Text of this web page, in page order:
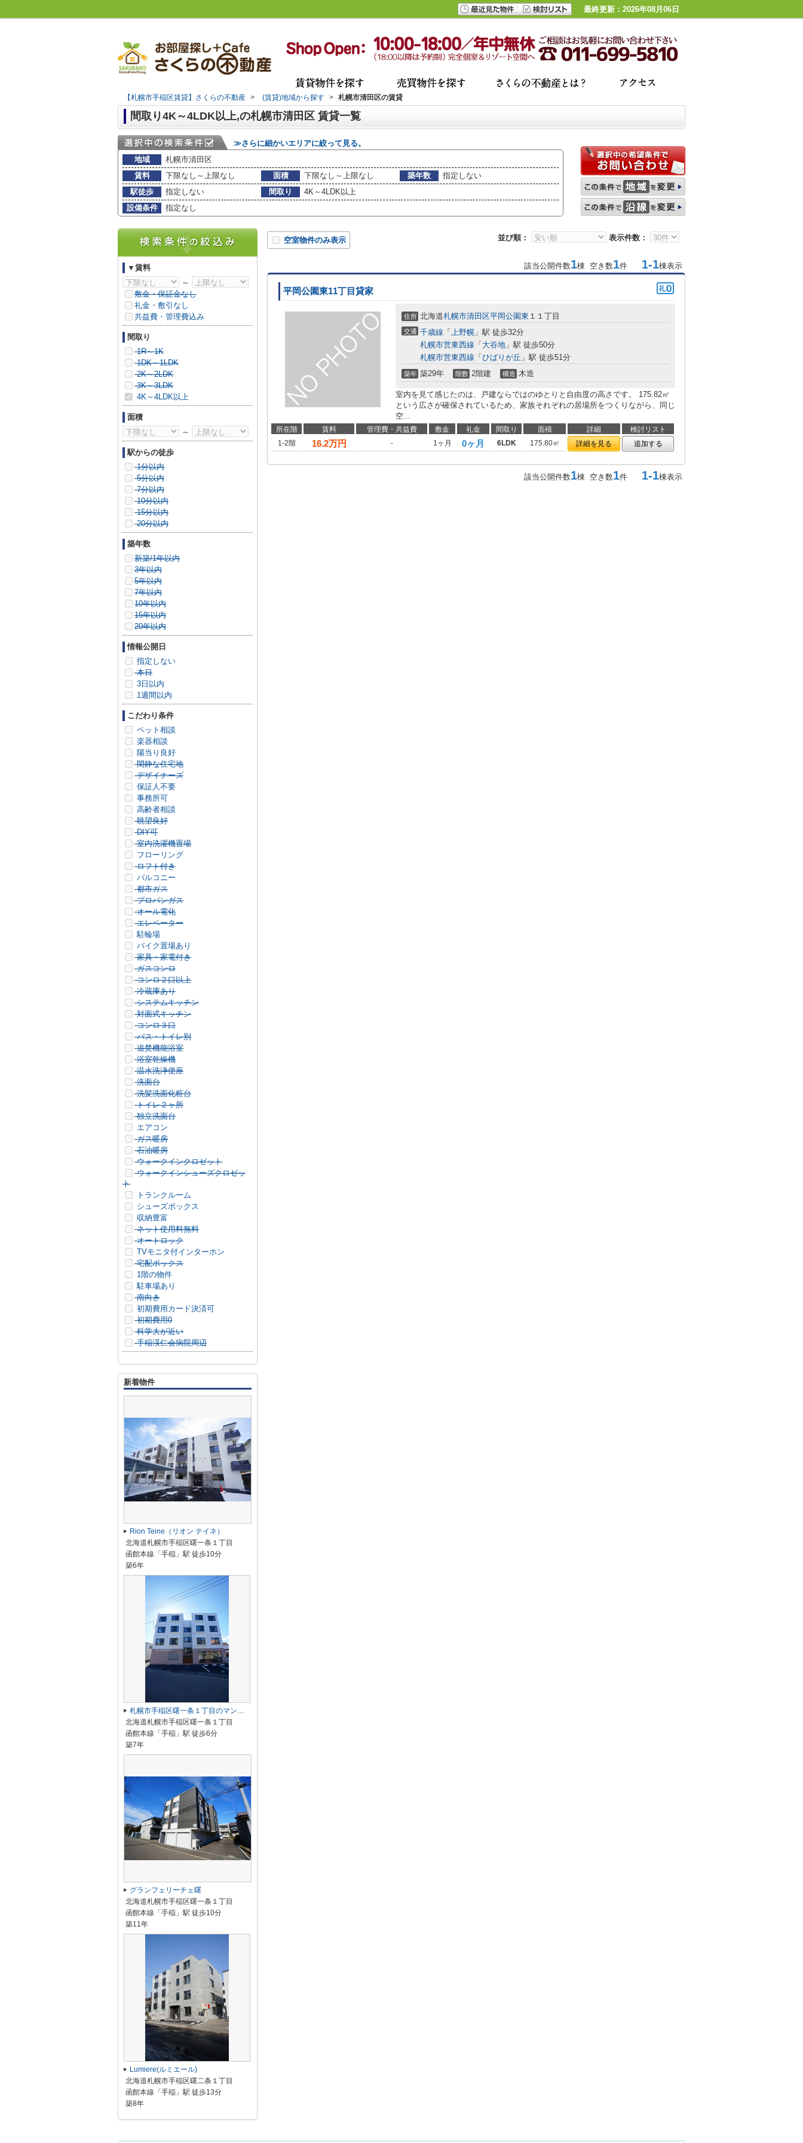
最終更新：2026年08月06日
【札幌市手稲区賃貸】さくらの不動産 > (賃貸)地域から探す > 札幌市清田区の賃貸
間取り4K～4LDK以上,の札幌市清田区 賃貸一覧
≫さらに細かいエリアに絞って見る。
地域
札幌市清田区
賃料
下限なし～上限なし 面積 下限なし～上限なし 築年数
指定しない
駅徒歩
指定しない 間取り
4K～4LDK以上
設備条件
指定なし
並び順： 表示件数：
空室物件のみ表示
該当公開件数1棟 空き数1件 1-1棟表示
平岡公園東11丁目貸家
住所 北海道札幌市清田区平岡公園東 １１丁目
交通 千歳線 「 上野幌 」駅 徒歩32分
札幌市営東西線 「 大谷地 」駅 徒歩50分
札幌市営東西線 「 ひばりが丘 」駅 徒歩51分
築年 築29年 階数 2階建 構造 木造
室内を見て感じたのは、戸建ならではのゆとりと自由度の高さです。 175.82㎡
という広さが確保されているため、家族それぞれの居場所をつくりながら、同じ
空...
所在階 賃料 管理費・共益費 敷金 礼金 間取り 面積 詳細
検討リスト
1-2階
16.2万円 - 1ヶ月 0ヶ月 6LDK 175.80㎡ 詳細を見る 追加する
該当公開件数1棟 空き数1件 1-1棟表示
▼賃料
～
敷金・保証金なし
礼金・敷引なし
共益費・管理費込み
間取り
1R～1K
1DK～1LDK
2K～2LDK
3K～3LDK
4K～4LDK以上
面積
～
駅からの徒歩
1分以内
5分以内
7分以内
10分以内
15分以内
20分以内
築年数
新築/1年以内
3年以内
5年以内
7年以内
10年以内
15年以内
20年以内
情報公開日
指定しない
本日
3日以内
1週間以内
こだわり条件
ペット相談
楽器相談
陽当り良好
閑静な住宅地
デザイナーズ
保証人不要
事務所可
高齢者相談
眺望良好
DIY可
室内洗濯機置場
フローリング
ロフト付き
バルコニー
都市ガス
プロパンガス
オール電化
エレベーター
駐輪場
バイク置場あり
家具・家電付き
ガスコンロ
コンロ２口以上
冷蔵庫あり
システムキッチン
対面式キッチン
コンロ３口
バス・トイレ別
追焚機能浴室
浴室乾燥機
温水洗浄便座
洗面台
洗髪洗面化粧台
トイレ２ヶ所
独立洗面台
エアコン
ガス暖房
石油暖房
ウォークインクロゼット
ウォークインシューズクロゼッ
ト
トランクルーム
シューズボックス
収納豊富
ネット使用料無料
オートロック
TVモニタ付インターホン
宅配ボックス
1階の物件
駐車場あり
南向き
初期費用カード決済可
初期費用0
科学大が近い
手稲渓仁会病院周辺
新着物件
Rion Teine（リオン テイネ）
北海道札幌市手稲区曙一条１丁目
函館本線「手稲」駅 徒歩10分
築6年
札幌市手稲区曙一条１丁目のマンション
北海道札幌市手稲区曙一条１丁目
函館本線「手稲」駅 徒歩6分
築7年
グランフェリーチェ曙
北海道札幌市手稲区曙一条１丁目
函館本線「手稲」駅 徒歩10分
築11年
Lumiere(ルミエール)
北海道札幌市手稲区曙二条１丁目
函館本線「手稲」駅 徒歩13分
築8年